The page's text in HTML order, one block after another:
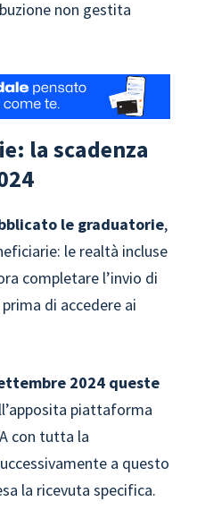
non gestita
la scadenza
le graduatorie,
le realtà incluse
completare l’invio di
di accedere ai
2024 queste
piattaforma
con tutta la
a questo
la ricevuta specifica.